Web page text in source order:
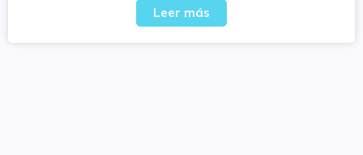
Leer más